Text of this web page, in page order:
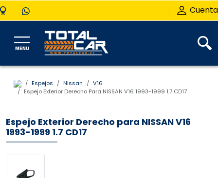
Cuenta
Espejos Nissan
V16
Espejo Exterior Derecho Para NISSAN V16 1993-1999 1.7 CD17
Espejo Exterior Derecho para NISSAN V16
1993-1999 1.7 CD17